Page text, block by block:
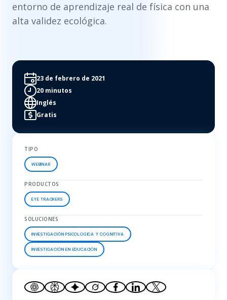
entorno de aprendizaje real de física con una
alta validez ecológica.
23 de febrero de 2021
20 minutos
Inglés
Gratis
TIPO
WEBINAR
PRODUCTOS
EYE TRACKERS
SOLUCIONES
INVESTIGACIÓN PSICOLOGICA Y COGNITIVA
INVESTIGACIÓN EN EDUCACIÓN